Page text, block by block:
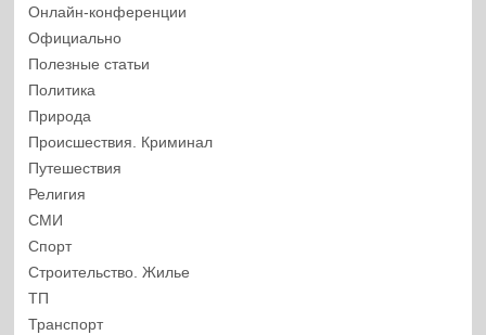
Онлайн-конференции
Официально
Полезные статьи
Политика
Природа
Происшествия. Криминал
Путешествия
Религия
СМИ
Спорт
Строительство. Жилье
ТП
Транспорт